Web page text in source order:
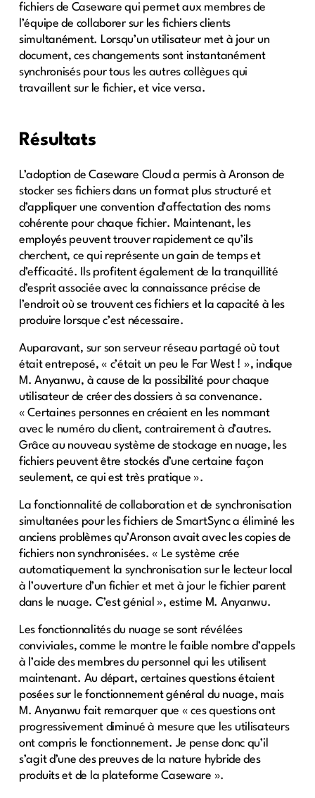
fichiers de Caseware qui permet aux membres de
l’équipe de collaborer sur les fichiers clients
simultanément. Lorsqu’un utilisateur met à jour un
document, ces changements sont instantanément
synchronisés pour tous les autres collègues qui
travaillent sur le fichier, et vice versa.
Résultats
L’adoption de Caseware Cloud a permis à Aronson de
stocker ses fichiers dans un format plus structuré et
d’appliquer une convention d’affectation des noms
cohérente pour chaque fichier. Maintenant, les
employés peuvent trouver rapidement ce qu’ils
cherchent, ce qui représente un gain de temps et
d’efficacité. Ils profitent également de la tranquillité
d’esprit associée avec la connaissance précise de
l’endroit où se trouvent ces fichiers et la capacité à les
produire lorsque c’est nécessaire.
Auparavant, sur son serveur réseau partagé où tout
était entreposé, « c’était un peu le Far West ! », indique
M. Anyanwu, à cause de la possibilité pour chaque
utilisateur de créer des dossiers à sa convenance.
« Certaines personnes en créaient en les nommant
avec le numéro du client, contrairement à d’autres.
Grâce au nouveau système de stockage en nuage, les
fichiers peuvent être stockés d’une certaine façon
seulement, ce qui est très pratique ».
La fonctionnalité de collaboration et de synchronisation
simultanées pour les fichiers de SmartSync a éliminé les
anciens problèmes qu’Aronson avait avec les copies de
fichiers non synchronisées. « Le système crée
automatiquement la synchronisation sur le lecteur local
à l’ouverture d’un fichier et met à jour le fichier parent
dans le nuage. C’est génial », estime M. Anyanwu.
Les fonctionnalités du nuage se sont révélées
conviviales, comme le montre le faible nombre d’appels
à l’aide des membres du personnel qui les utilisent
maintenant. Au départ, certaines questions étaient
posées sur le fonctionnement général du nuage, mais
M. Anyanwu fait remarquer que « ces questions ont
progressivement diminué à mesure que les utilisateurs
ont compris le fonctionnement. Je pense donc qu’il
s’agit d’une des preuves de la nature hybride des
produits et de la plateforme Caseware ».